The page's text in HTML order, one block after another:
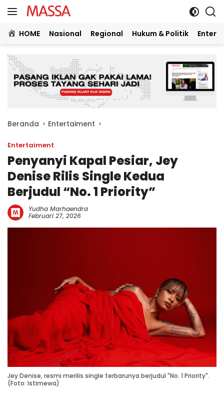
Langsung
ke
konten
HOME Nasional Regional Hukum & Politik
Beranda Entertaiment
Entertaiment
Penyanyi Kapal Pesiar, Jey
Denise Rilis Single Kedua
Berjudul “No. 1 Priority”
Yudha Marhaendra
Februari 27, 2026
Jey Denise, resmi merilis single terbarunya berjudul "No. 1 Priority".
(Foto: Istimewa)